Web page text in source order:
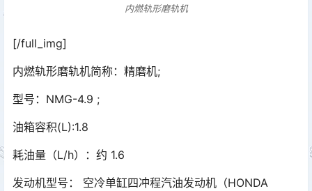
内燃轨形磨轨机
[/full_img]
内燃轨形磨轨机简称：精磨机;
型号：NMG-4.9 ;
油箱容积(L):1.8
耗油量（L/h）：约 1.6
发动机型号： 空冷单缸四冲程汽油发动机（HONDA